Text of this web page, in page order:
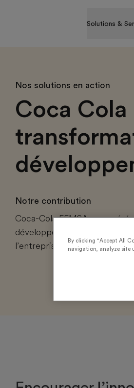
Solutions &
Nos solutions en action
Coca Cola
Notre contribution
Coca-Cola FEMSA a
développement des leaders
l’entreprise.
By clicking “Accept All
navigation, analyze site